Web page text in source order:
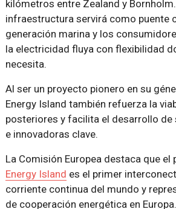
kilómetros entre Zealand y
infraestructura servirá como puente
generación marina y los
la electricidad fluya con flexibilidad
necesita.
Al ser un proyecto pionero en su
Energy Island también refuerza la
posteriores y facilita el desarrollo
e innovadoras clave.
La Comisión Europea destaca que el
Energy Island es el primer
corriente continua del mundo y
de cooperación energética en